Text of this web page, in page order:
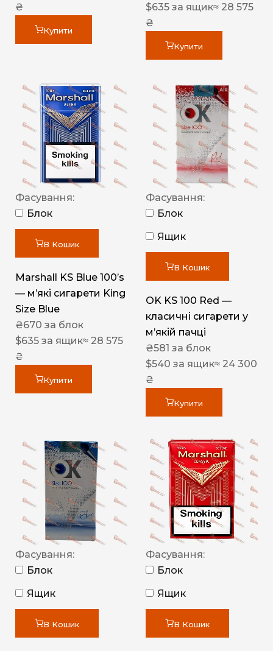
₴
Купити
$635 за ящик≈ 28 575
₴
Купити
Фасування:
Блок
В Кошик
Marshall KS Blue 100’s
— м’які сигарети King
Size Blue
₴670 за блок
$635 за ящик≈ 28 575
₴
Купити
Фасування:
Блок
Ящик
В Кошик
OK KS 100 Red —
класичні сигарети у
м’якій пачці
₴581 за блок
$540 за ящик≈ 24 300
₴
Купити
Фасування:
Блок
Ящик
В Кошик
Фасування:
Блок
Ящик
В Кошик